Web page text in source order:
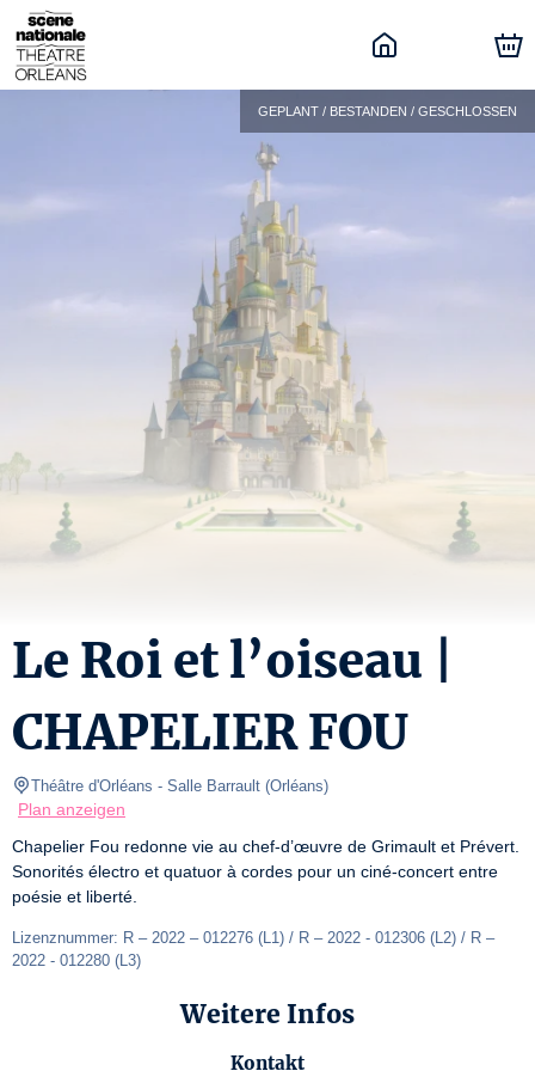
GEPLANT / BESTANDEN / GESCHLOSSEN
Le Roi et l’oiseau |
CHAPELIER FOU
Théâtre d'Orléans - Salle Barrault (Orléans)
Plan anzeigen
Chapelier Fou redonne vie au chef-d’œuvre de Grimault et Prévert.
Sonorités électro et quatuor à cordes pour un ciné-concert entre
poésie et liberté.
Lizenznummer: R – 2022 – 012276 (L1) / R – 2022 - 012306 (L2) / R –
2022 - 012280 (L3)
Weitere Infos
Kontakt